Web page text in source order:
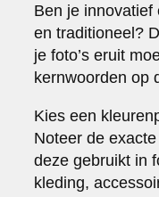
Ben je innovatief
en traditioneel?
je foto’s eruit
kernwoorden op
Kies een
Noteer de
deze gebruikt in
kleding,